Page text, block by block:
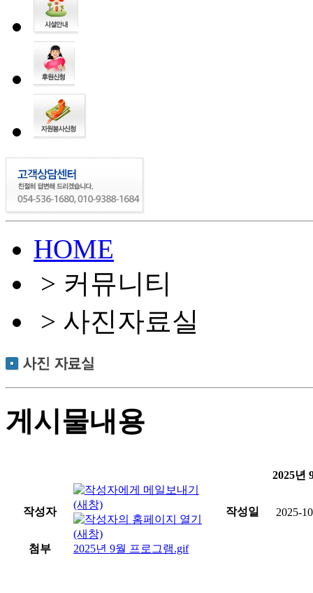
HOME
> 커뮤니티
> 사진자료실
게시물내용
2025년
작성자 작성일 2025-
첨부 2025년 9월 프로그램.gif